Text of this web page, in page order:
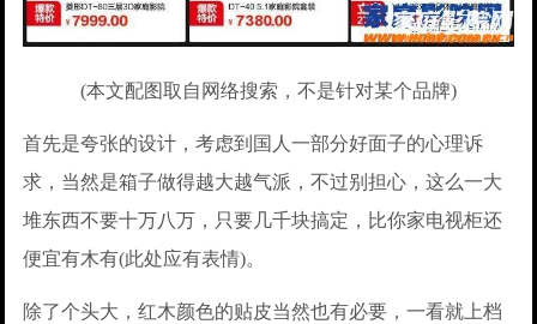
(本文配图取自网络搜索，不是针对某个品牌)
首先是夸张的设计，考虑到国人一部分好面子的心理诉
求，当然是箱子做得越大越气派，不过别担心，这么一大
堆东西不要十万八万，只要几千块搞定，比你家电视柜还
便宜有木有(此处应有表情)。
除了个头大，红木颜色的贴皮当然也有必要，一看就上档